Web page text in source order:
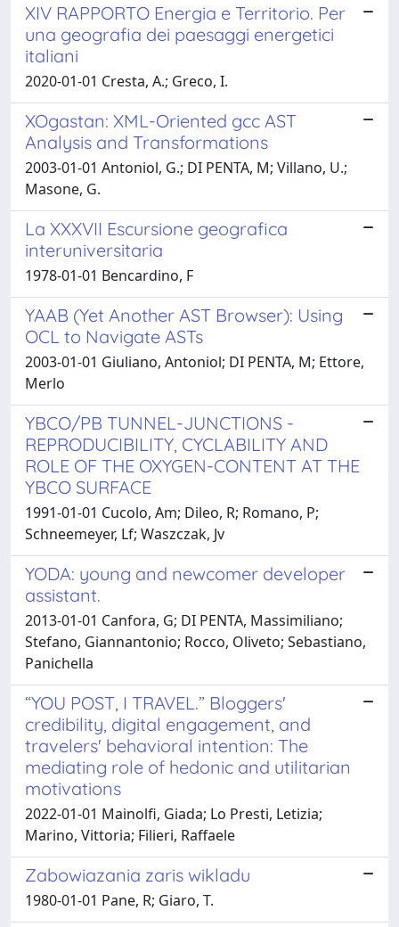
XIV RAPPORTO Energia e Territorio. Per
una geografia dei paesaggi energetici
italiani
2020-01-01 Cresta, A.; Greco, I.
XOgastan: XML-Oriented gcc AST
Analysis and Transformations
2003-01-01 Antoniol, G.; DI PENTA, M; Villano, U.;
Masone, G.
La XXXVII Escursione geografica
interuniversitaria
1978-01-01 Bencardino, F
YAAB (Yet Another AST Browser): Using
OCL to Navigate ASTs
2003-01-01 Giuliano, Antoniol; DI PENTA, M; Ettore,
Merlo
YBCO/PB TUNNEL-JUNCTIONS -
REPRODUCIBILITY, CYCLABILITY AND
ROLE OF THE OXYGEN-CONTENT AT THE
YBCO SURFACE
1991-01-01 Cucolo, Am; Dileo, R; Romano, P;
Schneemeyer, Lf; Waszczak, Jv
YODA: young and newcomer developer
assistant.
2013-01-01 Canfora, G; DI PENTA, Massimiliano;
Stefano, Giannantonio; Rocco, Oliveto; Sebastiano,
Panichella
“YOU POST, I TRAVEL.” Bloggers'
credibility, digital engagement, and
travelers' behavioral intention: The
mediating role of hedonic and utilitarian
motivations
2022-01-01 Mainolfi, Giada; Lo Presti, Letizia;
Marino, Vittoria; Filieri, Raffaele
Zabowiazania zaris wikladu
1980-01-01 Pane, R; Giaro, T.